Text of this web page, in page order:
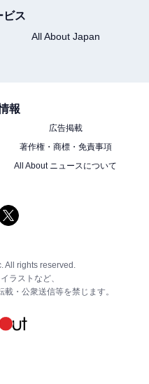
ビス
All About Japan
報
広告掲載
著作権・商標・免責事項
All About ニュースについて
All rights reserved.
ラストなど、
・公衆送信等を禁じます。